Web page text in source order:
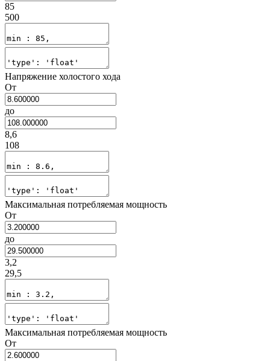
85
500
Напряжение холостого хода
От
до
8,6
108
Максимальная потребляемая мощность
От
до
3,2
29,5
Максимальная потребляемая мощность
От